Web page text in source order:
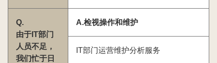
Q.
由于IT部门
人员不足，
我们忙于日
A.检视操作和维护
IT部门运营维护分析服务